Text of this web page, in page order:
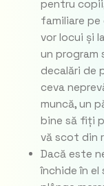
pentru
familiare
vor locui și
un program
decalări de
ceva
muncă, un
bine să fiți
vă scot din
Dacă este
închide în el